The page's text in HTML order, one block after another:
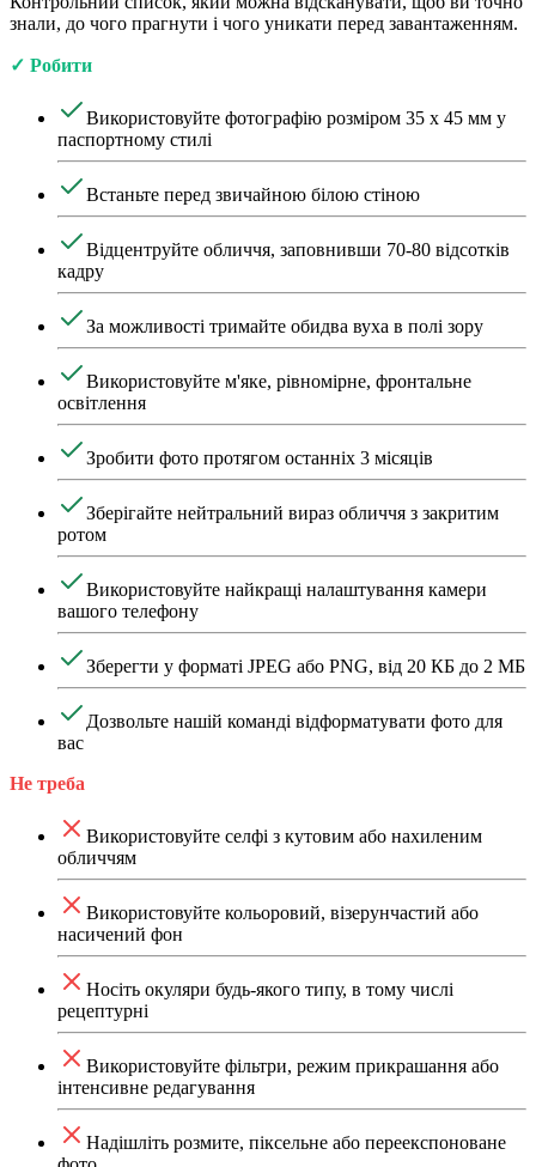
знали, до чого прагнути і чого уникати перед завантаженням.
✓ Робити
Використовуйте фотографію розміром 35 x 45 мм у
паспортному стилі
Встаньте перед звичайною білою стіною
Відцентруйте обличчя, заповнивши 70-80 відсотків
кадру
За можливості тримайте обидва вуха в полі зору
Використовуйте м'яке, рівномірне, фронтальне
освітлення
Зробити фото протягом останніх 3 місяців
Зберігайте нейтральний вираз обличчя з закритим
ротом
Використовуйте найкращі налаштування камери
вашого телефону
Зберегти у форматі JPEG або PNG, від 20 КБ до 2 МБ
Дозвольте нашій команді відформатувати фото для
вас
Не треба
Використовуйте селфі з кутовим або нахиленим
обличчям
Використовуйте кольоровий, візерунчастий або
насичений фон
Носіть окуляри будь-якого типу, в тому числі
рецептурні
Використовуйте фільтри, режим прикрашання або
інтенсивне редагування
Надішліть розмите, піксельне або переекспоноване